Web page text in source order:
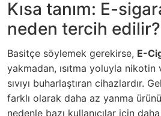
Kısa tanım: E-
neden tercih edilir?
Basitçe söylemek gerekirse, E-
yakmadan, ısıtma yoluyla nikotin
sıvıyı buharlaştıran cihazlardır.
farklı olarak daha az yanma ürünü
nedenle bazı kullanıcılar için